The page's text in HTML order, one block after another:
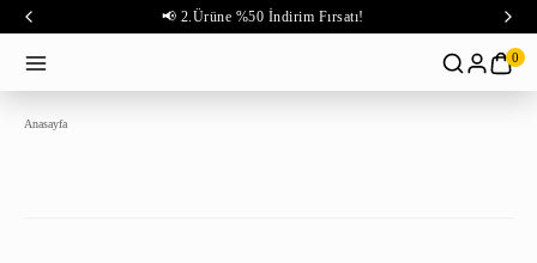
📢 2.Ürüne %50 İndirim Fırsatı!
0
Anasayfa